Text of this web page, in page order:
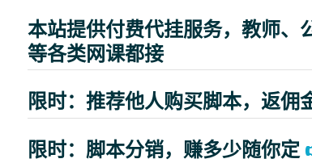
本站提供付费代挂服务，教师、
等各类网课都接
限时：推荐他人购买脚本，返佣
限时：脚本分销，赚多少随你定